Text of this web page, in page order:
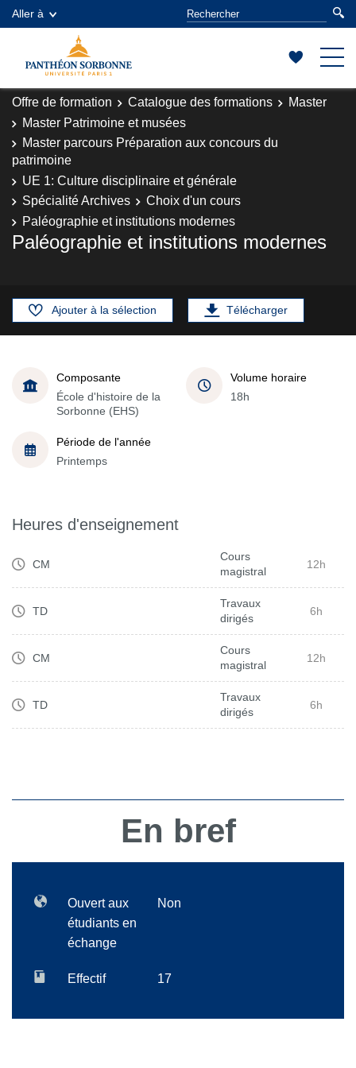
Aller à
Offre de formation Catalogue des formations
Master
Master Patrimoine et musées
Master parcours Préparation aux concours du
patrimoine
UE 1: Culture disciplinaire et générale
Spécialité Archives
Choix d'un cours
Paléographie et institutions modernes
Paléographie et institutions modernes
Ajouter à la sélection Télécharger
Composante
École d'histoire de la
Sorbonne (EHS)
Volume horaire
18h
Période de l'année
Printemps
Heures d'enseignement
CM
Cours
magistral
12h
TD
Travaux
dirigés
6h
CM
Cours
magistral
12h
TD
Travaux
dirigés
6h
En bref
Ouvert aux
étudiants en
échange
Non
Effectif 17